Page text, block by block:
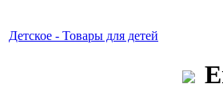
Детское - Товары для детей